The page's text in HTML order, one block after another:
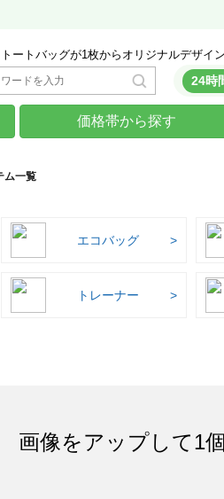
ートバッグが1枚からオリジナルデザイ
24時
価格帯から探す
ム一覧
エコバッグ
トレーナー
画像をアップして1